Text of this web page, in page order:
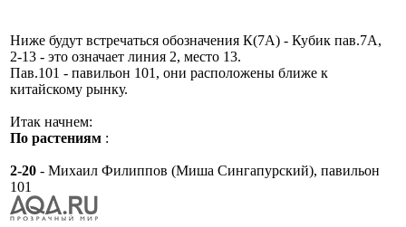
Ниже будут встречаться обозначения К(7А) - Кубик пав.7А,
2-13 - это означает линия 2, место 13.
Пав.101 - павильон 101, они расположены ближе к
китайскому рынку.
Итак начнем:
По растениям :
2-20 - Михаил Филиппов (Миша Сингапурский), павильон
101